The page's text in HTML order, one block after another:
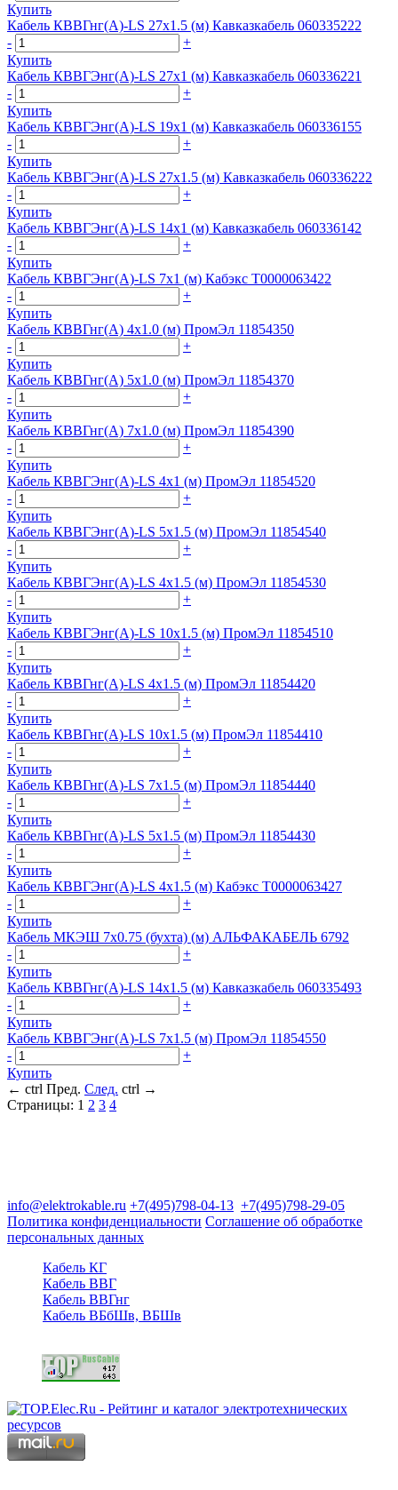
Купить
Кабель КВВГнг(А)-LS 27х1.5 (м) Кавказкабель 060335222
-
+
Купить
Кабель КВВГЭнг(А)-LS 27х1 (м) Кавказкабель 060336221
-
+
Купить
Кабель КВВГЭнг(А)-LS 19х1 (м) Кавказкабель 060336155
-
+
Купить
Кабель КВВГЭнг(А)-LS 27х1.5 (м) Кавказкабель 060336222
-
+
Купить
Кабель КВВГЭнг(А)-LS 14х1 (м) Кавказкабель 060336142
-
+
Купить
Кабель КВВГЭнг(А)-LS 7х1 (м) Кабэкс Т0000063422
-
+
Купить
Кабель КВВГнг(А) 4х1.0 (м) ПромЭл 11854350
-
+
Купить
Кабель КВВГнг(А) 5х1.0 (м) ПромЭл 11854370
-
+
Купить
Кабель КВВГнг(А) 7х1.0 (м) ПромЭл 11854390
-
+
Купить
Кабель КВВГЭнг(А)-LS 4х1 (м) ПромЭл 11854520
-
+
Купить
Кабель КВВГЭнг(А)-LS 5х1.5 (м) ПромЭл 11854540
-
+
Купить
Кабель КВВГЭнг(А)-LS 4х1.5 (м) ПромЭл 11854530
-
+
Купить
Кабель КВВГЭнг(А)-LS 10х1.5 (м) ПромЭл 11854510
-
+
Купить
Кабель КВВГнг(А)-LS 4х1.5 (м) ПромЭл 11854420
-
+
Купить
Кабель КВВГнг(А)-LS 10х1.5 (м) ПромЭл 11854410
-
+
Купить
Кабель КВВГнг(А)-LS 7х1.5 (м) ПромЭл 11854440
-
+
Купить
Кабель КВВГнг(А)-LS 5х1.5 (м) ПромЭл 11854430
-
+
Купить
Кабель КВВГЭнг(А)-LS 4х1.5 (м) Кабэкс Т0000063427
-
+
Купить
Кабель МКЭШ 7х0.75 (бухта) (м) АЛЬФАКАБЕЛЬ 6792
-
+
Купить
Кабель КВВГнг(А)-LS 14х1.5 (м) Кавказкабель 060335493
-
+
Купить
Кабель КВВГЭнг(А)-LS 7х1.5 (м) ПромЭл 11854550
-
+
Купить
← ctrl Пред. След. ctrl →
Страницы: 1 2 3 4
info@elektrokable.ru +7(495)798-04-13 +7(495)798-29-05
Политика конфиденциальности Соглашение об обработке
персональных данных
Кабель КГ
Кабель ВВГ
Кабель ВВГнг
Кабель ВБбШв, ВБШв